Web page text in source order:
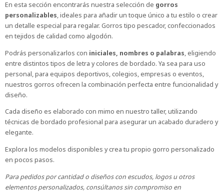
En esta sección encontrarás nuestra selección de gorros
personalizables, ideales para añadir un toque único a tu estilo o crear
un detalle especial para regalar. Gorros tipo pescador, confeccionados
en tejidos de calidad como algodón.
Podrás personalizarlos con iniciales, nombres o palabras, eligiendo
entre distintos tipos de letra y colores de bordado. Ya sea para uso
personal, para equipos deportivos, colegios, empresas o eventos,
nuestros gorros ofrecen la combinación perfecta entre funcionalidad y
diseño.
Cada diseño es elaborado con mimo en nuestro taller, utilizando
técnicas de bordado profesional para asegurar un acabado duradero y
elegante.
Explora los modelos disponibles y crea tu propio gorro personalizado
en pocos pasos.
Para pedidos por cantidad o diseños con escudos, logos u otros
elementos personalizados, consúltanos sin compromiso en